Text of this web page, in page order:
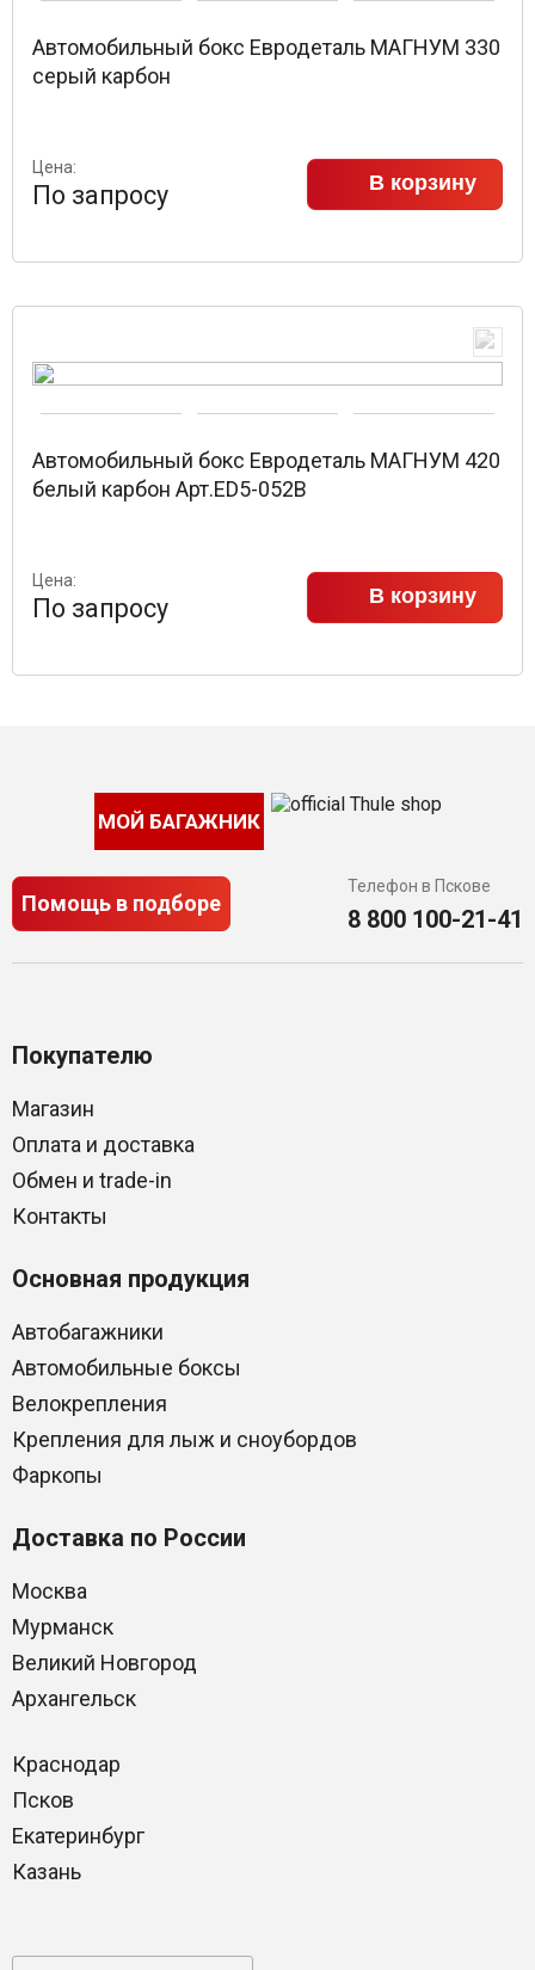
Автомобильный бокс Евродеталь МАГНУМ 330
серый карбон
Цена:
По запросу В корзину
Автомобильный бокс Евродеталь МАГНУМ 420
белый карбон Арт.ED5-052B
Цена:
По запросу В корзину
МОЙ БАГАЖНИК
Помощь в подборе
Телефон в Пскове
8 800 100-21-41
Покупателю
Магазин
Оплата и доставка
Обмен и trade-in
Контакты
Основная продукция
Автобагажники
Автомобильные боксы
Велокрепления
Крепления для лыж и сноубордов
Фаркопы
Доставка по России
Москва
Мурманск
Великий Новгород
Архангельск
Краснодар
Псков
Екатеринбург
Казань